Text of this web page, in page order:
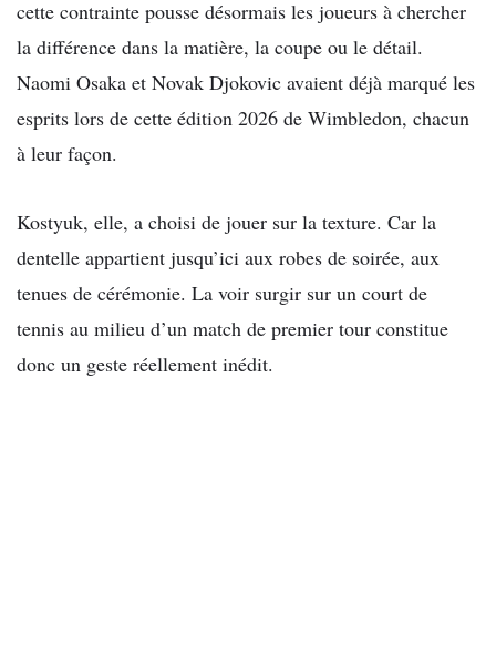
cette contrainte pousse désormais les joueurs à chercher
la différence dans la matière, la coupe ou le détail.
Naomi Osaka et Novak Djokovic avaient déjà marqué les
esprits lors de cette édition 2026 de Wimbledon, chacun
à leur façon.
Kostyuk, elle, a choisi de jouer sur la texture. Car la
dentelle appartient jusqu’ici aux robes de soirée, aux
tenues de cérémonie. La voir surgir sur un court de
tennis au milieu d’un match de premier tour constitue
donc un geste réellement inédit.